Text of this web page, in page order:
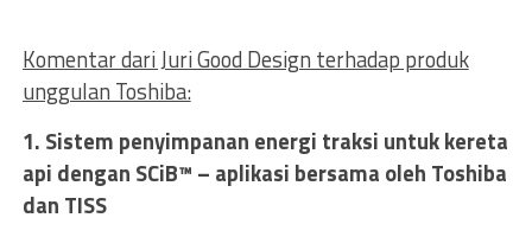
Komentar dari Juri Good Design terhadap produk
unggulan Toshiba:
1. Sistem penyimpanan energi traksi untuk kereta
api dengan SCiB™ – aplikasi bersama oleh Toshiba
dan TISS